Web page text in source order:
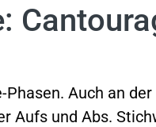
Auch an
Aufs und Abs.